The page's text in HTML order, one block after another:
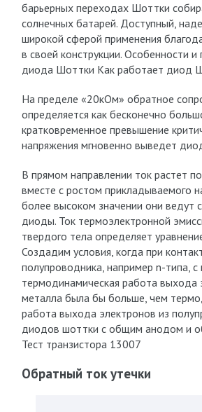
барьерных переходах Шоттки
солнечных батарей. Доступный,
широкой сферой применения
в своей конструкции. Особенности
диода Шоттки Как работает диод
На пределе «20кОм» обратное
определяется как бесконечно
кратковременное превышение
напряжения мгновенно выведет
В прямом направлении ток растет
вместе с ростом прикладываемого
более высоком значении они ведут
диоды. Ток термоэлектронной
твердого тела определяет
Создадим условия, когда при
полупроводника, например n-типа,
термодинамическая работа выхода
металла была бы больше, чем
работа выхода электронов из
диодов шоттки с общим анодом и
Тест транзистора 13007
Обратный ток утечки